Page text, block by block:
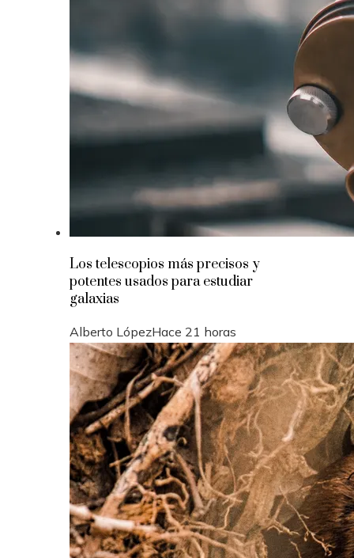
Los telescopios más precisos y
potentes usados para estudiar
galaxias
Alberto LópezHace 21 horas